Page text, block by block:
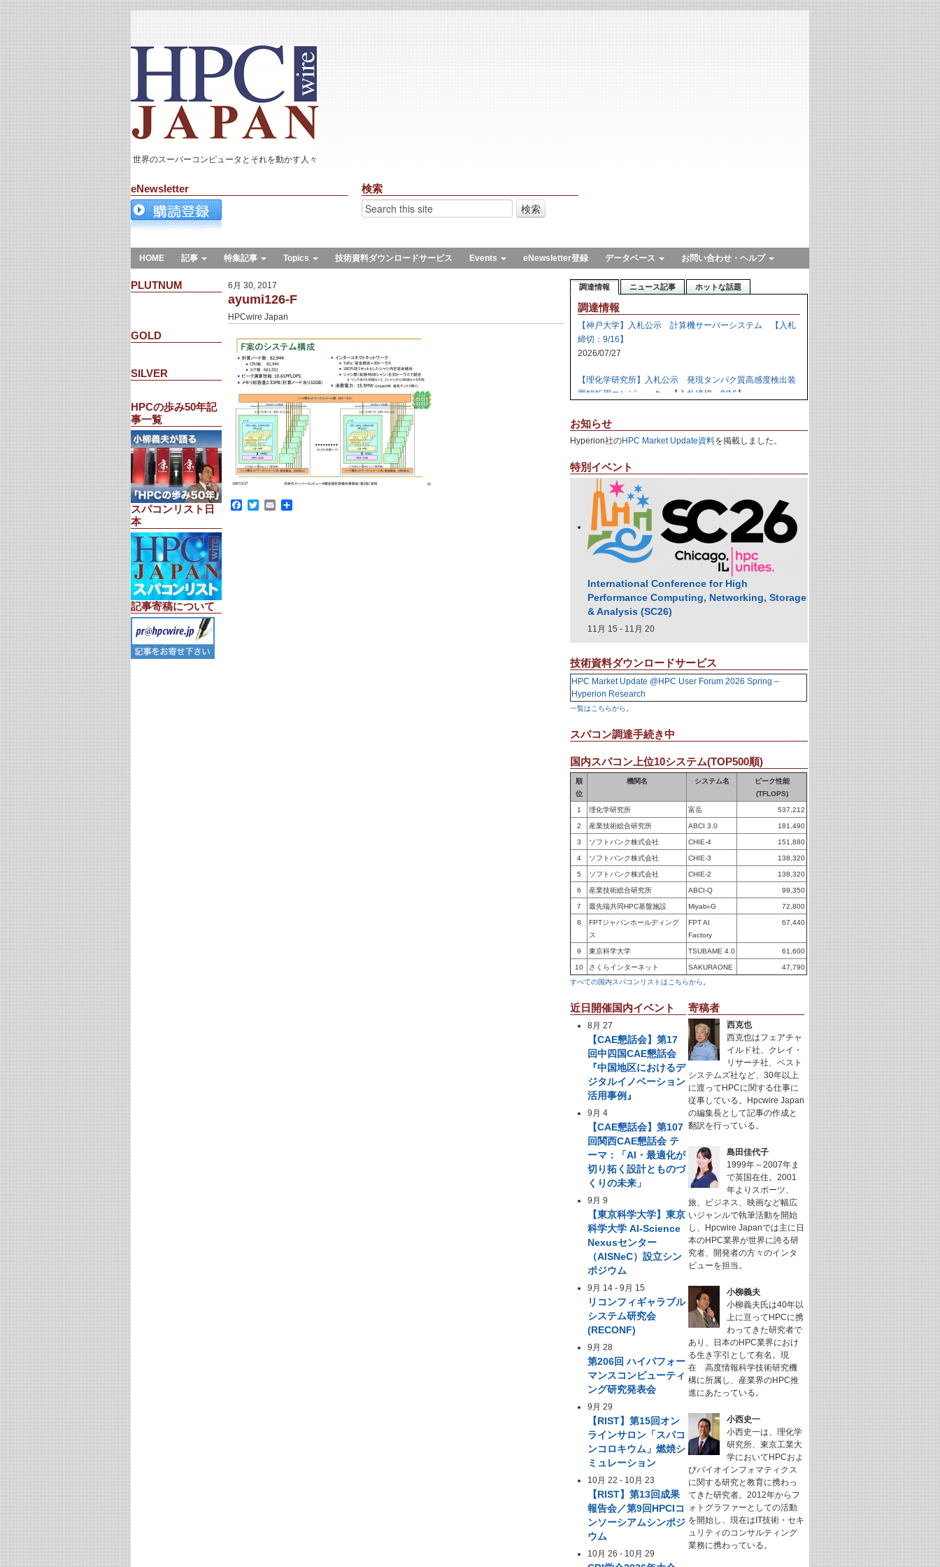
世界のスーパーコンピュータとそれを動かす人々
eNewsletter 検索
HOME 記事 特集記事 Topics 技術資料ダウンロードサービス Events eNewsletter登録 データベース お問い合わせ・ヘルプ
PLUTNUM
GOLD
SILVER
HPCの歩み50年記
事一覧
スパコンリスト日
本
記事寄稿について
6月 30, 2017
ayumi126-F
HPCwire Japan
Facebook
TwitterEmail
共
調達情報 ニュース記事 ホットな話題
調達情報
【神戸大学】入札公示 計算機サーバーシステム 【入札
締切：9/16】
2026/07/27
【理化学研究所】入札公示 発現タンパク質高感度検出装
置解析用コンピュータ 【入札締切：9/16】
【日本原子力研究開発機構】資料招請 ＧＰＵ計算機シス
2026/07/24
【日本原子力研究開発機構】入札公示 炉心損傷解析用ク
ラスタ計算機の購入 【入札締切：9/29】
2026/07/23
【高知大学】落札公示 人工知能用計算ノード 【株式会
社エレパ】 31,988,000円
お知らせ
Hyperion社のHPC Market Update資料を掲載しました。
特別イベント
International Conference for High
Performance Computing, Networking, Storage
& Analysis (SC26)
11月 15 - 11月 20
技術資料ダウンロードサービス
HPC Market Update @HPC User Forum 2026 Spring –
Hyperion Research
一覧はこちらから
スパコン調達手続き中
国内スパコン上位10システム(TOP500順)
順
位
機関名 システム名
ピーク性能
(TFLOPS)
1 理化学研究所 富岳 537,212
2 産業技術総合研究所 ABCI 3.0 181,490
3 ソフトバンク株式会社 CHIE-4 151,880
4 ソフトバンク株式会社 CHIE-3 138,320
5 ソフトバンク株式会社 CHIE-2 138,320
6 産業技術総合研究所 ABCI-Q 99,350
7 最先端共同HPC基盤施設 Miyabi-G 72,800
8
FPTジャパンホールディング
ス
FPT AI
Factory
67,440
9 東京科学大学 TSUBAME 4.0 61,600
10 さくらインターネット SAKURAONE
47,790
すべての国内スパコンリストはこちらから
近日開催国内イベント
8月 27
【CAE懇話会】第17
回中四国CAE懇話会
『中国地区におけるデ
ジタルイノベーション
活用事例』
9月 4
【CAE懇話会】第107
回関西CAE懇話会 テ
ーマ：「AI・最適化が
切り拓く設計とものづ
くりの未来」
9月 9
【東京科学大学】東京
科学大学 AI-Science
Nexusセンター
（AISNeC）設立シン
ポジウム
9月 14 -9月 15
リコンフィギャラブル
システム研究会
(RECONF)
9月 28
第206回 ハイパフォー
マンスコンピューティ
ング研究発表会
9月 29
【RIST】第15回オン
ラインサロン「スパコ
ンコロキウム」燃焼シ
ミュレーション
10月 22 - 10月 23
【RIST】第13回成果
報告会／第9回HPCIコ
ンソーシアムシンポジ
ウム
10月 26 - 10月 29
寄稿者
西克也
西克也はフェアチャ
イルド社、クレイ・
リサーチ社、ベスト
システムズ社など、30年以上
に渡ってHPCに関する仕事に
従事している。Hpcwire Japan
の編集長として記事の作成と
翻訳を行っている。
島田佳代子
1999年～2007年ま
で英国在住。2001
年よりスポーツ、
旅、ビジネス、映画など幅広
いジャンルで執筆活動を開始
し、Hpcwire Japanでは主に日
本のHPC業界が世界に誇る研
究者、開発者の方々のインタ
ビューを担当。
小柳義夫
小柳義夫氏は40年以
上に亘ってHPCに携
わってきた研究者で
あり、日本のHPC業界におけ
る生き字引として有名。現
在 高度情報科学技術研究機
構に所属し、産業界のHPC推
進にあたっている。
小西史一
小西史一は、理化学
研究所、東京工業大
学においてHPCおよ
びバイオインフォマティクス
に関する研究と教育に携わっ
てきた研究者。2012年からフ
ォトグラファーとしての活動
を開始し、現在はIT技術・セキ
ュリティのコンサルティング
業務に携わっている。